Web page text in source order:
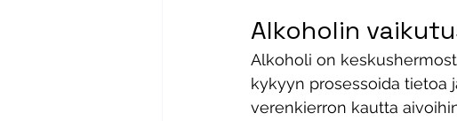
Alkoholin
Alkoholi on
kykyyn prosessoida tietoa
verenkierron kautta